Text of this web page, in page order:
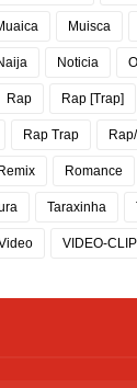
Muisca
Noticia
Rap Rap [Trap]
Rap Trap
Remix Romance
Taraxinha
VIDEO-